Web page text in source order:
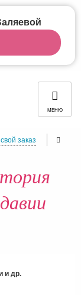
МЕНЮ
заказ
и др.